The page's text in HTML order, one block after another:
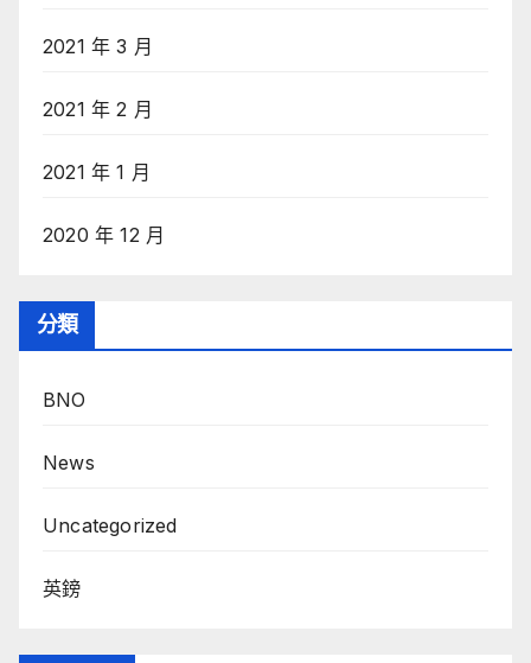
2021 年 3 月
2021 年 2 月
2021 年 1 月
2020 年 12 月
分類
BNO
News
Uncategorized
英鎊